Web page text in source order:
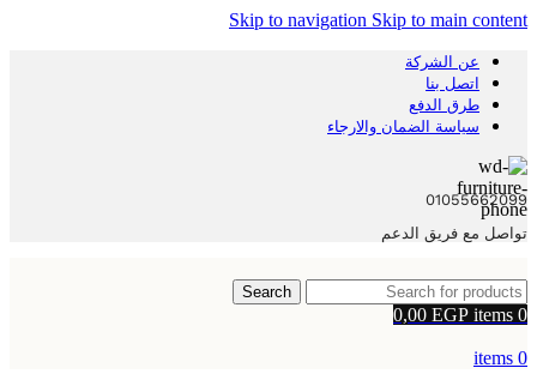
Skip to navigation Skip to main content
عن الشركة
اتصل بنا
طرق الدفع
سياسة الضمان والارجاء
01055662099
تواصل مع فريق الدعم
Search
0
items
0,00 EGP
0
items